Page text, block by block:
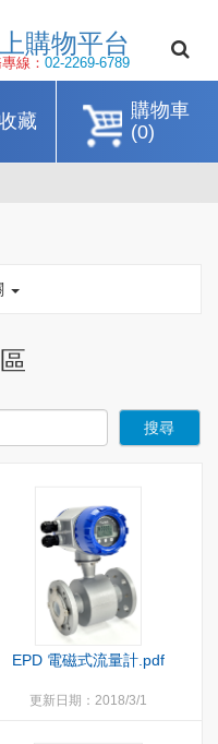
線上購物平
服務專線：02-2269-
購物車
(0)
藏
搜尋
EPD 電磁式流量計.pdf
更新日期：2018/3/1